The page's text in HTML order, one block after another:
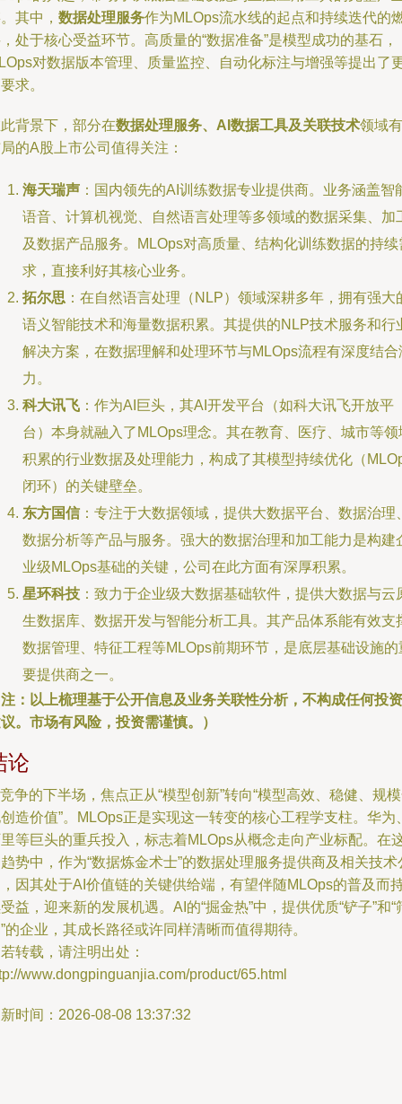
其中， 数据处理服务作为MLOps流水线的起点和持续迭代的
处于核心受益环节。高质量的“数据准备”是模型成功的基石，
对数据版本管理、质量监控、自动化标注与增强等提出了
求。
背景下，部分在数据处理服务、AI数据工具及关联技术领域有
的A股上市公司值得关注：
海天瑞声 ：国内领先的AI训练数据专业提供商。业务涵盖智
语音、计算机视觉、自然语言处理等多领域的数据采集、加
及数据产品服务。MLOps对高质量、结构化训练数据的持续
求，直接利好其核心业务。
拓尔思 ：在自然语言处理（NLP）领域深耕多年，拥有强大
语义智能技术和海量数据积累。其提供的NLP技术服务和行
解决方案，在数据理解和处理环节与MLOps流程有深度结合
力。
科大讯飞 ：作为AI巨头，其AI开发平台（如科大讯飞开放平
台）本身就融入了MLOps理念。其在教育、医疗、城市等领
积累的行业数据及处理能力，构成了其模型持续优化（
闭环）的关键壁垒。
东方国信：专注于大数据领域，提供大数据平台、数据治理
数据分析等产品与服务。强大的数据治理和加工能力是构建
业级MLOps基础的关键，公司在此方面有深厚积累。
星环科技 ：致力于企业级大数据基础软件，提供大数据与云
生数据库、数据开发与智能分析工具。其产品体系能有效支
数据管理、特征工程等MLOps前期环节，是底层基础设施的
要提供商之一。
：以上梳理基于公开信息及业务关联性分析，不构成任何投资
。市场有风险，投资需谨慎。）
论
争的下半场，焦点正从“模型创新”转向“模型高效、稳健、规
造价值”。MLOps正是实现这一转变的核心工程学支柱。华为
等巨头的重兵投入，标志着MLOps从概念走向产业标配。在
势中，作为“数据炼金术士”的数据处理服务提供商及相关技术
因其处于AI价值链的关键供给端，有望伴随MLOps的普及而
益，迎来新的发展机遇。AI的“掘金热”中，提供优质“铲子”和“
的企业，其成长路径或许同样清晰而值得期待。
转载，请注明出处：
www.dongpinguanjia.com/product/65.html
时间：2026-08-08 13:37:32